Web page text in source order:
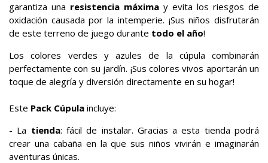
garantiza una resistencia máxima y evita los riesgos de
oxidación causada por la intemperie. ¡Sus niños disfrutarán
de este terreno de juego durante todo el año!
Los colores verdes y azules de la cúpula combinarán
perfectamente con su jardín. ¡Sus colores vivos aportarán un
toque de alegría y diversión directamente en su hogar!
Este Pack Cúpula incluye:
- La tienda: fácil de instalar. Gracias a esta tienda podrá
crear una cabaña en la que sus niños vivirán e imaginarán
aventuras únicas.